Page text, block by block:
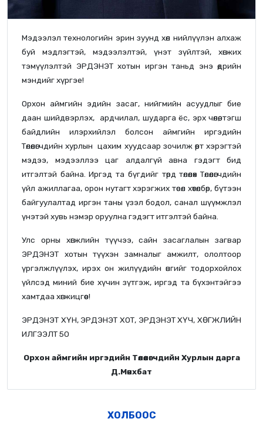
Мэдээлэл технологийн эрин зуунд хөл нийлүүлэн алхаж
буй мэдлэгтэй, мэдээлэлтэй, үнэт зүйлтэй, хөгжих
тэмүүлэлтэй ЭРДЭНЭТ хотын иргэн таньд энэ өдрийн
мэндийг хүргэе!
Орхон аймгийн эдийн засаг, нийгмийн асуудлыг бие
даан шийдвэрлэх, ардчилал, шударга ёс, эрх чөлөө, тэгш
байдлийн илэрхийлэл болсон аймгийн иргэдийн
Төлөөлөгчдийн хурлын цахим хуудсаар зочилж өөрт хэрэгтэй
мэдээ, мэдээллээ цаг алдалгүй авна гэдэгт бид
итгэлтэй байна. Иргэд та бүгдийг төрд төлөөлөх Төлөөлөгчдийн
үйл ажиллагаа, орон нутагт хэрэгжих төсөл хөтөлбөр, бүтээн
байгуулалтад иргэн таны үзэл бодол, санал шүүмжлэл
үнэтэй хувь нэмэр оруулна гэдэгт итгэлтэй байна.
Улс орны хөгжлийн түүчээ, сайн засаглалын загвар
ЭРДЭНЭТ хотын түүхэн замналыг амжилт, ололтоор
үргэлжлүүлэх, ирэх он жилүүдийн өнгийг тодорхойлох
үйлсэд миний бие хүчин зүтгэж, иргэд та бүхэнтэйгээ
хамтдаа хөгжицгөөе!
ЭРДЭНЭТ ХҮН, ЭРДЭНЭТ ХОТ, ЭРДЭНЭТ ХҮЧ, ХӨГЖЛИЙН
ИЛГЭЭЛТ 50
Орхон аймгийн иргэдийн Төлөөлөгчдийн Хурлын дарга
Д.Мөнхбат
ХОЛБООС